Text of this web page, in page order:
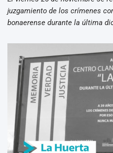
juzgamiento de los crímenes
bonaerense durante la última